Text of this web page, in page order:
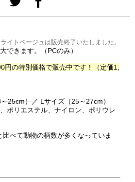
イトベージュは販売終了いたしました。
できます。（PCのみ）
円の特別価格で販売中です！（定価1,
25cm）／ Lサイズ（25～27cm）
ポリエステル、ナイロン、ポリウレ
べて動物の柄数が多くなっていま